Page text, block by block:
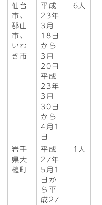
仙台
市、
郡山
市、
いわ
き市
平成
23年
3月
18日
から
3月
20日
平成
23年
3月
30日
から
4月1
日
6人
岩手
県大
槌町
平成
27年
5月1
日か
ら平
成27
1人